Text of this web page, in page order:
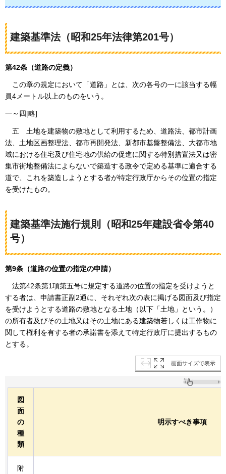
建築基準法（昭和25年法律第201号）
第42条（道路の定義）
この章の規定において「道路」とは、次の各号の一に該当する幅
員4メートル以上のものをいう。
一～四[略]
五 土地を建築物の敷地として利用するため、道路法、都市計画
法、土地区画整理法、都市再開発法、新都市基盤整備法、大都市地
域における住宅及び住宅地の供給の促進に関する特別措置法又は密
集市街地整備法によらないで築造する政令で定める基準に適合する
道で、これを築造しようとする者が特定行政庁からその位置の指定
を受けたもの。
建築基準法施行規則（昭和25年建設省令第40
号）
第9条（道路の位置の指定の申請）
法第42条第1項第五号に規定する道路の位置の指定を受けようと
する者は、申請書正副2通に、それぞれ次の表に掲げる図面及び指定
を受けようとする道路の敷地となる土地（以下「土地」という。）
の所有者及びその土地又はその土地にある建築物若しくは工作物に
関して権利を有する者の承諾書を添えて特定行政庁に提出するもの
とする。
画面サイズで表示
図
面
の
種
類
明示すべき事項
附